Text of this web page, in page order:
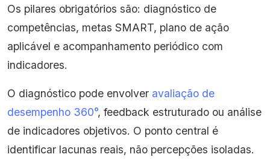
Os pilares obrigatórios são: diagnóstico de
competências, metas SMART, plano de ação
aplicável e acompanhamento periódico com
indicadores.
O diagnóstico pode envolver avaliação de
desempenho 360°, feedback estruturado ou análise
de indicadores objetivos. O ponto central é
identificar lacunas reais, não percepções isoladas.